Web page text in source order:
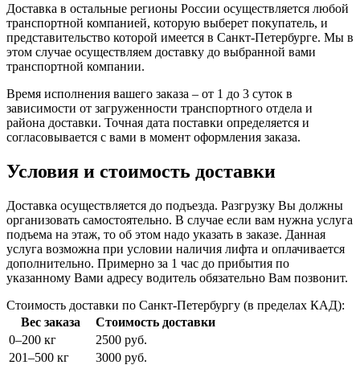
Доставка в остальные регионы России осуществляется любой
транспортной компанией, которую выберет покупатель, и
представительство которой имеется в Санкт-Петербурге. Мы в
этом случае осуществляем доставку до выбранной вами
транспортной компании.
Время исполнения вашего заказа – от 1 до 3 суток в
зависимости от загруженности транспортного отдела и
района доставки. Точная дата поставки определяется и
согласовывается с вами в момент оформления заказа.
Условия и стоимость доставки
Доставка осуществляется до подъезда. Разгрузку Вы должны
организовать самостоятельно. В случае если вам нужна услуга
подъема на этаж, то об этом надо указать в заказе. Данная
услуга возможна при условии наличия лифта и оплачивается
дополнительно. Примерно за 1 час до прибытия по
указанному Вами адресу водитель обязательно Вам позвонит.
Стоимость доставки по Санкт-Петербургу (в пределах КАД):
Вес заказа
Стоимость доставки
0–200 кг
2500 руб.
201–500 кг
3000 руб.